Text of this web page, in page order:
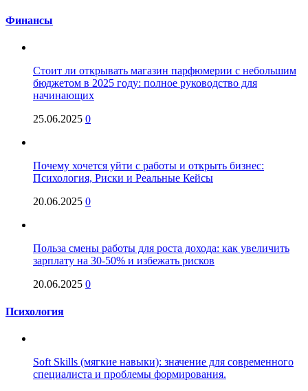
Финансы
Стоит ли открывать магазин парфюмерии с небольшим
бюджетом в 2025 году: полное руководство для
начинающих
25.06.2025 0
Почему хочется уйти с работы и открыть бизнес:
Психология, Риски и Реальные Кейсы
20.06.2025 0
Польза смены работы для роста дохода: как увеличить
зарплату на 30-50% и избежать рисков
20.06.2025 0
Психология
Soft Skills (мягкие навыки): значение для современного
специалиста и проблемы формирования.